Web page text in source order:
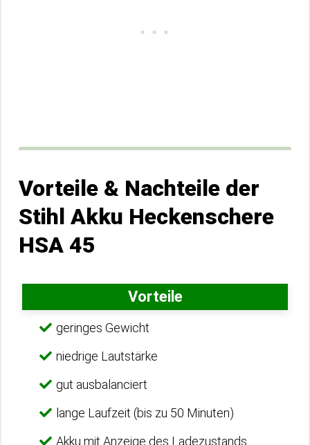
Vorteile & Nachteile der
Stihl Akku Heckenschere
HSA 45
Vorteile
geringes Gewicht
niedrige Lautstärke
gut ausbalanciert
lange Laufzeit (bis zu 50 Minuten)
Akku mit Anzeige des Ladezustands